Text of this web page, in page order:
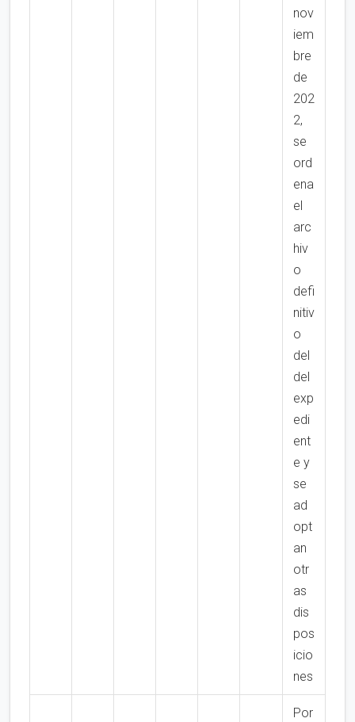
nov
iem
bre
de
202
2,
se
ord
ena
el
arc
hiv
o
defi
nitiv
o
del
del
exp
edi
ent
e y
se
ad
opt
an
otr
as
dis
pos
icio
nes
Por